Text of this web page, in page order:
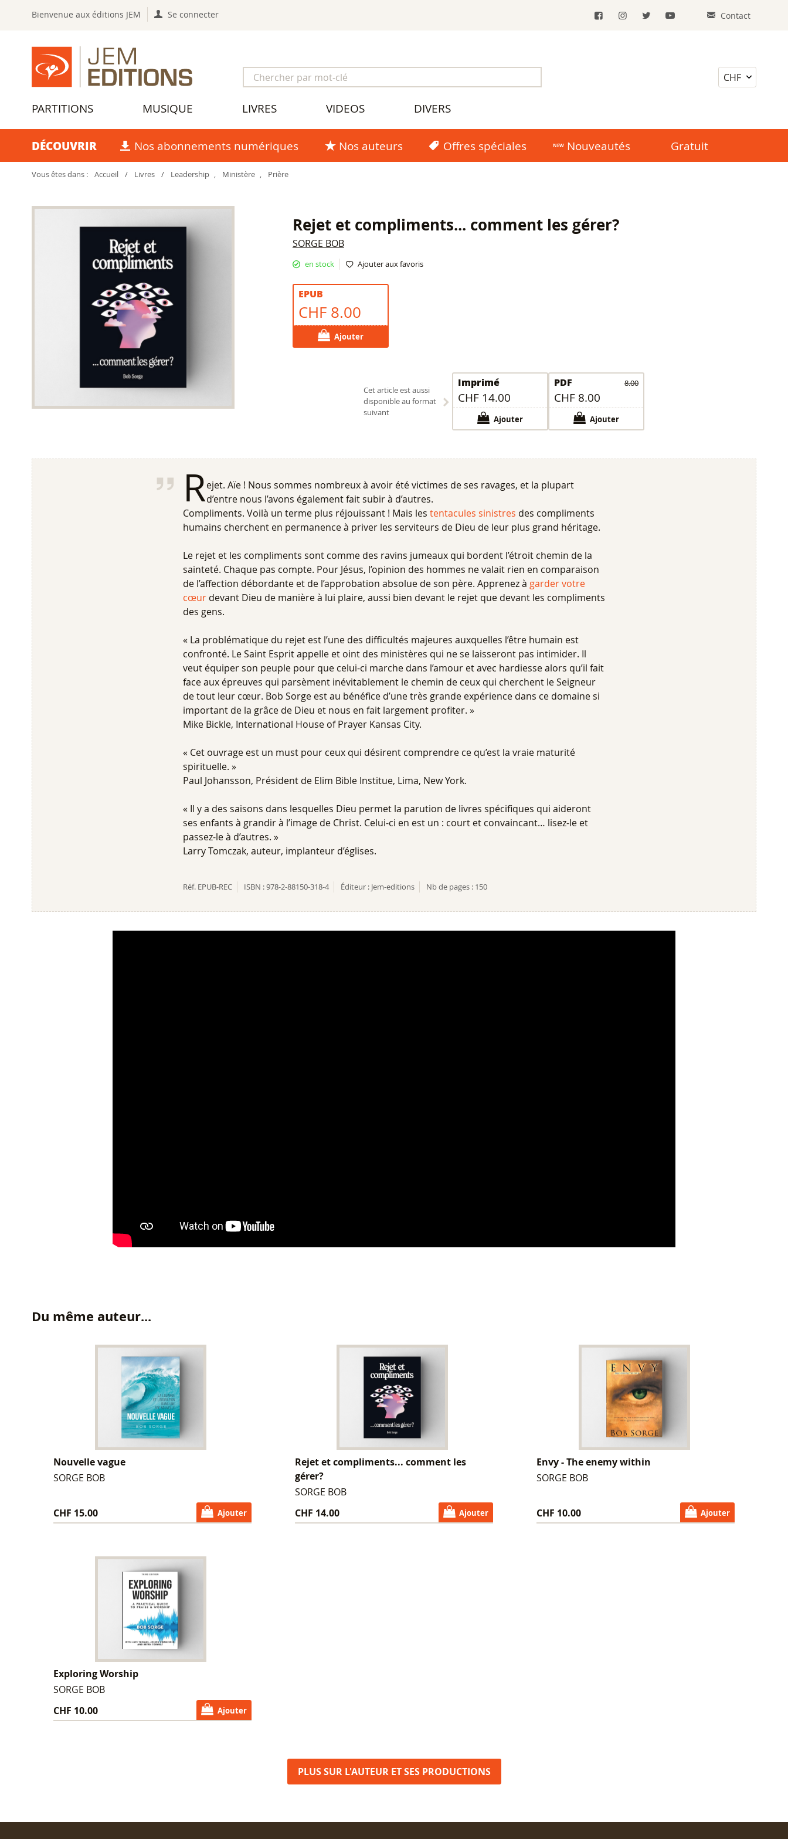
Bienvenue aux éditions JEM Se connecter Contact
PARTITIONS MUSIQUE LIVRES VIDEOS DIVERS
DÉCOUVRIR Nos abonnements numériques Nos auteurs Offres spéciales Nouveautés Gratuit
Vous êtes dans : Accueil / Livres / Leadership , Ministère , Prière
Rejet et compliments... comment les gérer?
SORGE BOB
en stock Ajouter aux favoris
EPUB
CHF 8.00
Ajouter
Cet article est aussi
disponible au format
suivant
Imprimé
CHF 14.00
Ajouter
PDF 8.00
CHF 8.00
Ajouter
Rejet. Aïe ! Nous sommes nombreux à avoir été victimes de ses ravages, et la plupart
d’entre nous l’avons également fait subir à d’autres.
Compliments. Voilà un terme plus réjouissant ! Mais les tentacules sinistres des compliments
humains cherchent en permanence à priver les serviteurs de Dieu de leur plus grand héritage.
Le rejet et les compliments sont comme des ravins jumeaux qui bordent l’étroit chemin de la
sainteté. Chaque pas compte. Pour Jésus, l’opinion des hommes ne valait rien en comparaison
de l’affection débordante et de l’approbation absolue de son père. Apprenez à garder votre
cœur devant Dieu de manière à lui plaire, aussi bien devant le rejet que devant les compliments
des gens.
« La problématique du rejet est l’une des difficultés majeures auxquelles l’être humain est
confronté. Le Saint Esprit appelle et oint des ministères qui ne se laisseront pas intimider. Il
veut équiper son peuple pour que celui-ci marche dans l’amour et avec hardiesse alors qu’il fait
face aux épreuves qui parsèment inévitablement le chemin de ceux qui cherchent le Seigneur
de tout leur cœur. Bob Sorge est au bénéfice d’une très grande expérience dans ce domaine si
important de la grâce de Dieu et nous en fait largement profiter. »
Mike Bickle, International House of Prayer Kansas City.
« Cet ouvrage est un must pour ceux qui désirent comprendre ce qu’est la vraie maturité
spirituelle. »
Paul Johansson, Président de Elim Bible Institue, Lima, New York.
« Il y a des saisons dans lesquelles Dieu permet la parution de livres spécifiques qui aideront
ses enfants à grandir à l’image de Christ. Celui-ci en est un : court et convaincant… lisez-le et
passez-le à d’autres. »
Larry Tomczak, auteur, implanteur d’églises.
Réf. EPUB-REC ISBN :978-2-88150-318-4 Éditeur : Jem-editions Nb de pages : 150
Du même auteur...
Nouvelle vague
SORGE BOB
CHF 15.00 Ajouter
Rejet et compliments... comment les
gérer?
SORGE BOB
CHF 14.00
Ajouter
Envy - The enemy within
SORGE BOB
CHF 10.00 Ajouter
Exploring Worship
SORGE BOB
CHF 10.00
Ajouter
PLUS SUR L'AUTEUR ET SES PRODUCTIONS